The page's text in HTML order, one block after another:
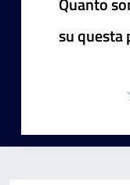
su questa